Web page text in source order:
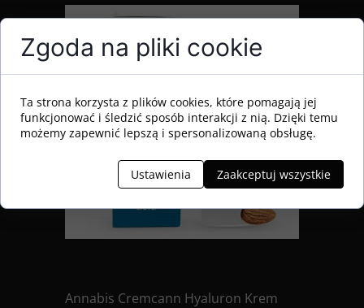
Annabis Cremcann Hyaluron Krem
Zgoda na pliki cookie
Ta strona korzysta z plików cookies, które pomagają jej
funkcjonować i śledzić sposób interakcji z nią. Dzięki temu
możemy zapewnić lepszą i spersonalizowaną obsługę.
Ustawienia Zaakceptuj wszystkie